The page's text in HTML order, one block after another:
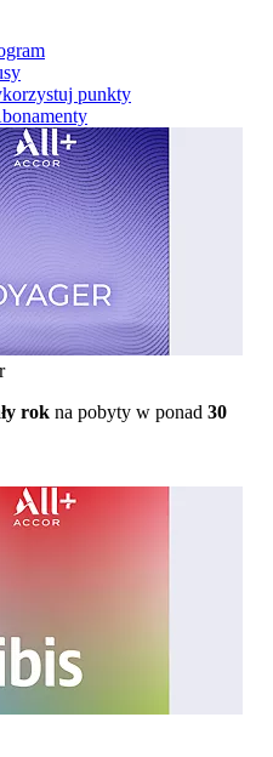
punkty
rok na pobyty w ponad 30